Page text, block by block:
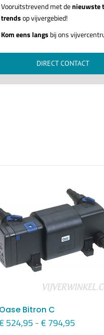
Vooruitstrevend met denieuwste
trendsop vijvergebied!
Kom eens langs bij ons
DIRECT CONTACT
Oase Bitron C
524,95 -€794,95